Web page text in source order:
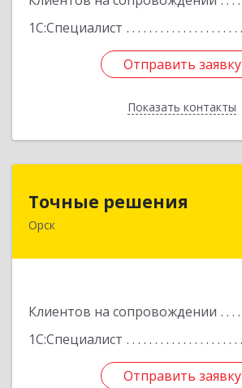
1С:Специалист
Отправить заявку
Показать контакты
Отправить заявку
Назад
Точные решения
Орск
Клиентов на сопровождении
1С:Специалист
Отправить заявку
Отправить заявку